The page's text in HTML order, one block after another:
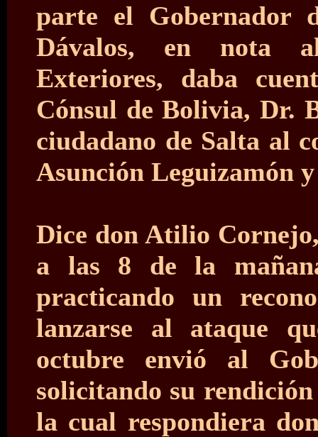
parte el Gobernador
Dávalos, en nota
Exteriores, daba
Cónsul de Bolivia, Dr.
ciudadano de Salta al
Asunción Leguizamón
Dice don Atilio
a las 8 de la
practicando un
lanzarse al ataque
octubre envió al
solicitando su
la cual respondiera